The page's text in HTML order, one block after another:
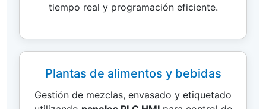
tiempo real y programación eficiente.
Plantas de alimentos y bebidas
Gestión de mezclas, envasado y etiquetado